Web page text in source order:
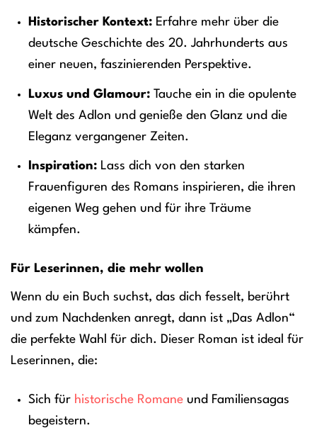
Historischer Kontext:Erfahre mehr über die
deutsche Geschichte des 20. Jahrhunderts aus
einer neuen, faszinierenden Perspektive.
Luxus und Glamour:Tauche ein in die opulente
Welt des Adlon und genieße den Glanz und die
Eleganz vergangener Zeiten.
Inspiration:Lass dich von den starken
Frauenfiguren des Romans inspirieren, die ihren
eigenen Weg gehen und für ihre Träume
kämpfen.
Für Leserinnen, die mehr wollen
Wenn du ein Buch suchst, das dich fesselt, berührt
und zum Nachdenken anregt, dann ist „Das Adlon“
die perfekte Wahl für dich. Dieser Roman ist ideal für
Leserinnen, die:
Sich für historische Romaneund Familiensagas
begeistern.